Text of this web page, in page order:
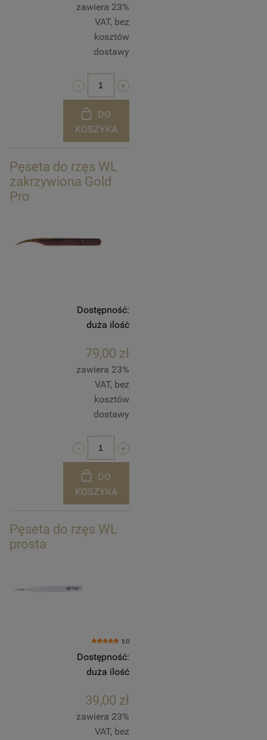
zawiera 23%
VAT, bez
kosztów
dostawy
DO
KOSZYKA
Pęseta do rzęs WL
zakrzywiona Gold
Pro
Dostępność:
duża ilość
79,00 zł
zawiera 23%
VAT, bez
kosztów
dostawy
DO
KOSZYKA
Pęseta do rzęs WL
prosta
5.0
Dostępność:
duża ilość
39,00 zł
zawiera 23%
VAT, bez